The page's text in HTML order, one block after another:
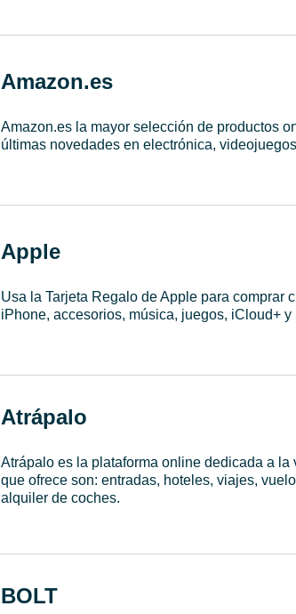
Amazon.es
Amazon.es la mayor selección de productos
últimas novedades en electrónica,
Apple
Usa la Tarjeta Regalo de Apple para comprar
iPhone, accesorios, música, juegos, iCloud+ y
Atrápalo
Atrápalo es la plataforma online dedicada a
que ofrece son: entradas, hoteles, viajes,
alquiler de coches.
BOLT